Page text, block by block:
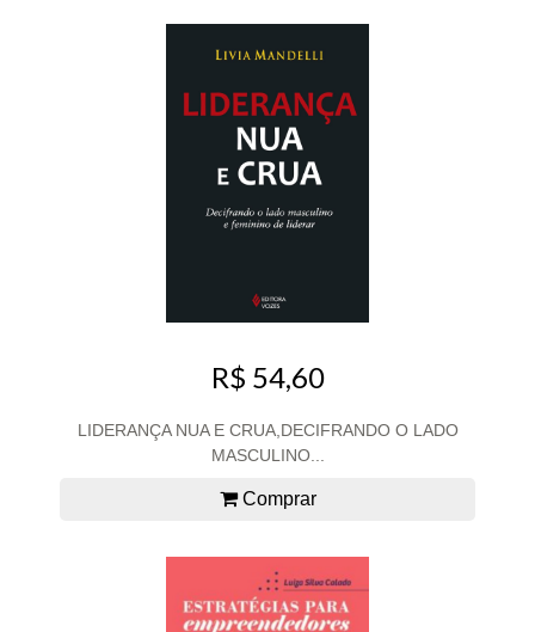
R$ 54,60
LIDERANÇA NUA E CRUA,DECIFRANDO O LADO
MASCULINO...
Comprar